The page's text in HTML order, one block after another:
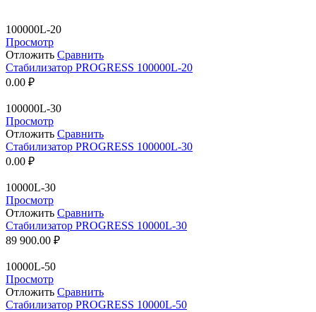
100000L-20
Просмотр
Отложить Сравнить
Стабилизатор PROGRESS 100000L-20
0.00 ₽
100000L-30
Просмотр
Отложить Сравнить
Стабилизатор PROGRESS 100000L-30
0.00 ₽
10000L-30
Просмотр
Отложить Сравнить
Стабилизатор PROGRESS 10000L-30
89 900.00 ₽
10000L-50
Просмотр
Отложить Сравнить
Стабилизатор PROGRESS 10000L-50